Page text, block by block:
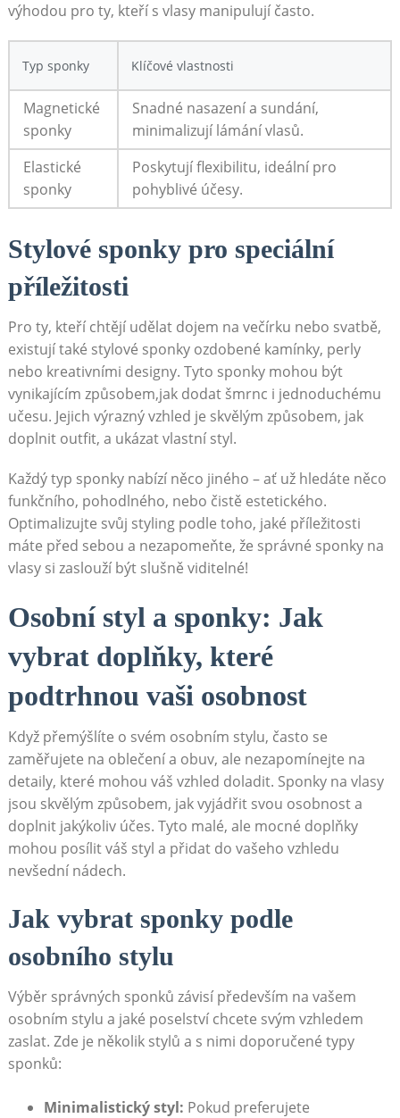
výhodou pro ty,⁤ kteří s vlasy manipulují často.
Typ sponky Klíčové vlastnosti
Magnetické
sponky
Snadné nasazení a ⁣sundání,
minimalizují⁣ lámání vlasů.
Elastické
sponky
Poskytují flexibilitu, ⁢ideální pro
pohyblivé​ účesy.
Stylové sponky pro speciální
příležitosti
Pro ty, ​kteří chtějí udělat ‍dojem ​na ⁢večírku ⁣nebo svatbě,
existují také stylové‍ sponky ozdobené kamínky, perly
nebo kreativními ⁤designy. Tyto sponky mohou být
vynikajícím způsobem,jak dodat ‌šmrnc i jednoduchému
učesu. Jejich výrazný vzhled je skvělým ‍způsobem, jak
doplnit outfit, ‍a ukázat vlastní styl.
Každý typ sponky nabízí něco jiného – ať⁢ už hledáte něco
funkčního, pohodlného, nebo čistě estetického.
Optimalizujte svůj styling podle toho, ⁢jaké‍ příležitosti
máte před sebou a nezapomeňte, že správné sponky na
vlasy si zaslouží být slušně viditelné!
Osobní styl ‍a sponky: Jak‌
vybrat doplňky, které
podtrhnou vaši osobnost
Když přemýšlíte o ​svém osobním stylu, často⁢ se
zaměřujete na ‌oblečení a obuv, ale nezapomínejte na
detaily, ⁢které mohou váš⁢ vzhled doladit. Sponky na vlasy
jsou skvělým ‌způsobem, ⁣jak ⁤vyjádřit svou⁣ osobnost a
doplnit jakýkoliv účes. Tyto malé, ale mocné ‍doplňky
mohou posílit váš styl a přidat​ do vašeho vzhledu
nevšední nádech.
Jak vybrat ‍sponky podle
osobního stylu
Výběr správných ‍sponků​ závisí⁤ především na ​vašem
osobním stylu a jaké poselství chcete svým vzhledem
zaslat. Zde je několik stylů a s nimi doporučené typy
sponků:
Minimalistický styl: Pokud preferujete